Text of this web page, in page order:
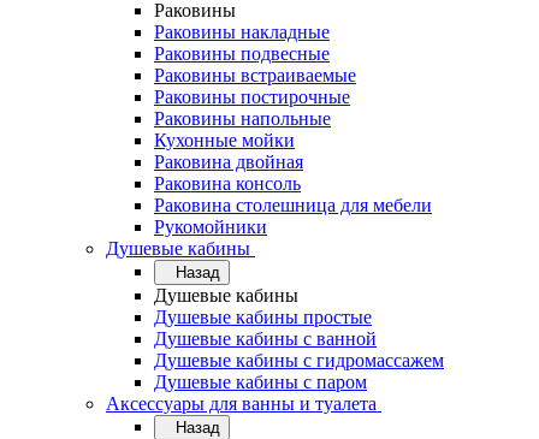
Раковины
Раковины накладные
Раковины подвесные
Раковины встраиваемые
Раковины постирочные
Раковины напольные
Кухонные мойки
Раковина двойная
Раковина консоль
Раковина столешница для мебели
Рукомойники
Душевые кабины
Назад
Душевые кабины
Душевые кабины простые
Душевые кабины с ванной
Душевые кабины с гидромассажем
Душевые кабины с паром
Аксессуары для ванны и туалета
Назад